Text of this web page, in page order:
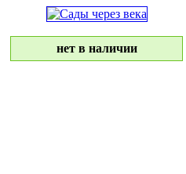
нет в наличии